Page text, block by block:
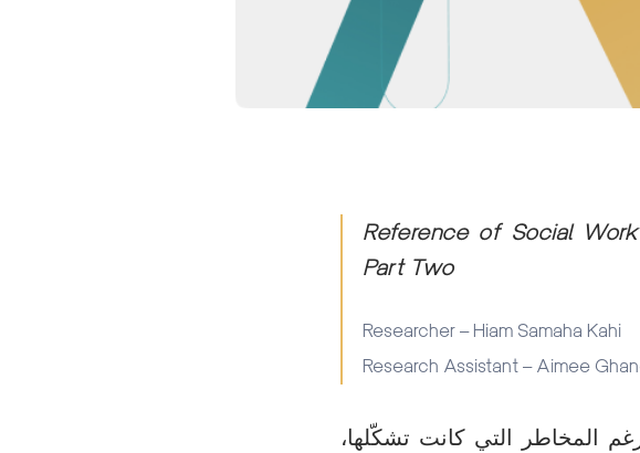
Reference of Social
Part Two
Researcher – Hiam Samaha Kahi
Research Assistant – Aimee
المخاطر التي كانت تشكّلها،